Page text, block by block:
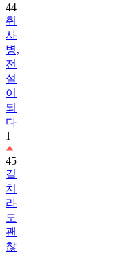
44
취
사
병,
전
설
이
되
다
1
45
길
치
라
도
괜
찮